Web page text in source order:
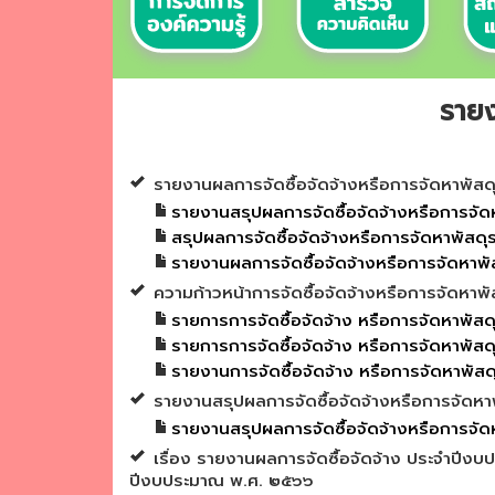
รา
รายงานผลการจัดซื้อจัดจ้างหรือการจัดหาพัส
รายงานสรุปผลการจัดซื้อจัดจ้างหรือการจั
สรุปผลการจัดซื้อจัดจ้างหรือการจัดหาพัสดุ
รายงานผลการจัดซื้อจัดจ้างหรือการจัดหา
ความก้าวหน้าการจัดซื้อจัดจ้างหรือการจัดหา
รายการการจัดซื้อจัดจ้าง หรือการจัดหาพัส
รายการการจัดซื้อจัดจ้าง หรือการจัดหาพั
รายงานการจัดซื้อจัดจ้าง หรือการจัดหาพั
รายงานสรุปผลการจัดซื้อจัดจ้างหรือการจัดห
รายงานสรุปผลการจัดซื้อจัดจ้างหรือการจั
เรื่อง รายงานผลการจัดซื้อจัดจ้าง ประจำปีง
ปีงบประมาณ พ.ศ. ๒๕๖๖